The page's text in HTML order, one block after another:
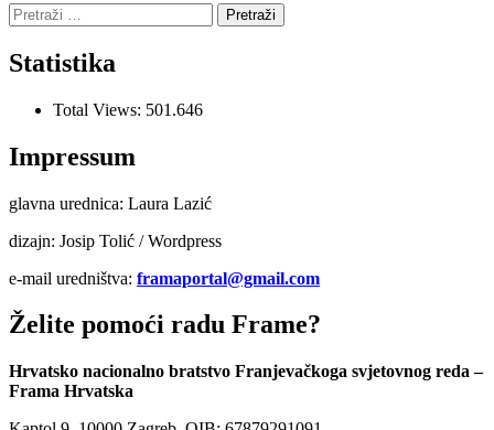
Pretraži:
Statistika
Total Views: 501.646
Impressum
glavna urednica: Laura Lazić
dizajn: Josip Tolić / Wordpress
e-mail uredništva: framaportal@gmail.com
Želite pomoći radu Frame?
Hrvatsko nacionalno bratstvo Franjevačkoga svjetovnog reda –
Frama Hrvatska